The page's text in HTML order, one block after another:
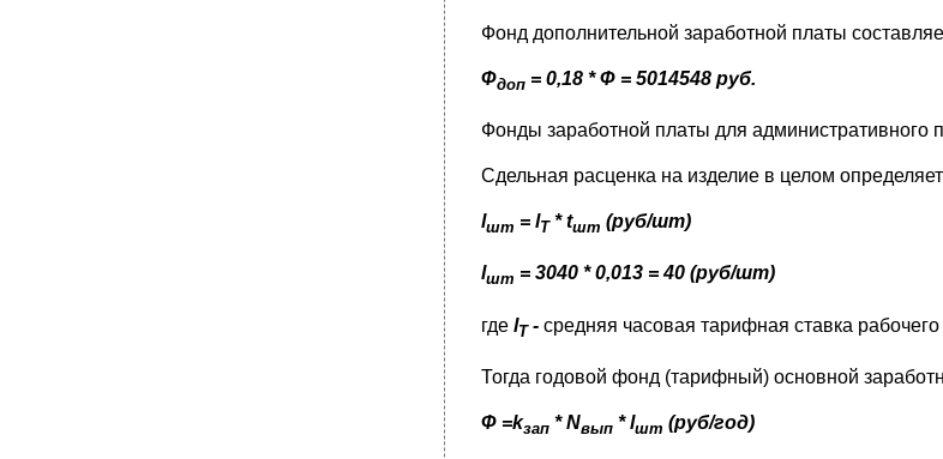
Фонд дополнительной заработной платы
Фдоп = 0,18 * Ф = 5014548 руб.
Фонды заработной платы для административного
Сдельная расценка на изделие в целом
lшт = lT * tшт (руб/шт)
lшт = 3040 * 0,013 = 40 (руб/шт)
где lT- средняя часовая тарифная ставка рабочего
Тогда годовой фонд (тарифный) основной
Ф =kзап * Nвып * lшт (руб/год)